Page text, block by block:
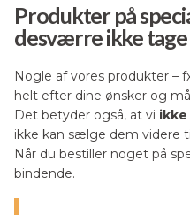
Produkter på
desværre ikke
Nogle af vores produkter –
helt efter dine ønsker og
Det betyder også, at vi
ikke kan sælge dem videre
Når du bestiller noget på
bindende.